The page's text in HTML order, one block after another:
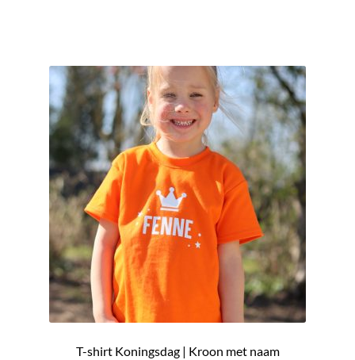
T-shirt Koningsdag | Kroon met naam